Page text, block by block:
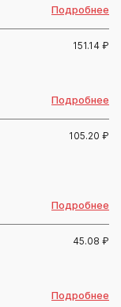
Подробнее
151.14 ₽
Подробнее
105.20 ₽
Подробнее
45.08 ₽
Подробнее